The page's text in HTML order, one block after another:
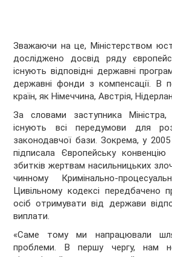
Зважаючи на це, Міністерством
досліджено досвід ряду
існують відповідні державні
державні фонди з компенсації. В
країн, як Німеччина, Австрія,
За словами заступника Міністра,
існують всі передумови для
законодавчої бази. Зокрема, у
підписала Європейську
збитків жертвам насильницьких
чинному Кримінально-
Цивільному кодексі передбачено
осіб отримувати від держави
виплати.
«Саме тому ми напрацювали
проблеми. В першу чергу, нам